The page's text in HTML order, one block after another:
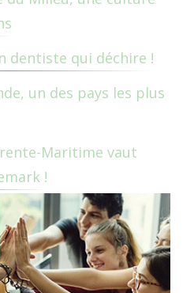
dentiste qui déchire !
un des pays les plus
Maritime vaut
!